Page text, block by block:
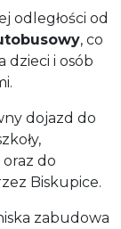
odległości od
, co
dzieci i osób
dojazd do
do
Biskupice.
zabudowa